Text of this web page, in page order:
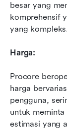
besar yang
komprehensif
yang
Harga:
Procore
harga
pengguna,
untuk
estimasi yang